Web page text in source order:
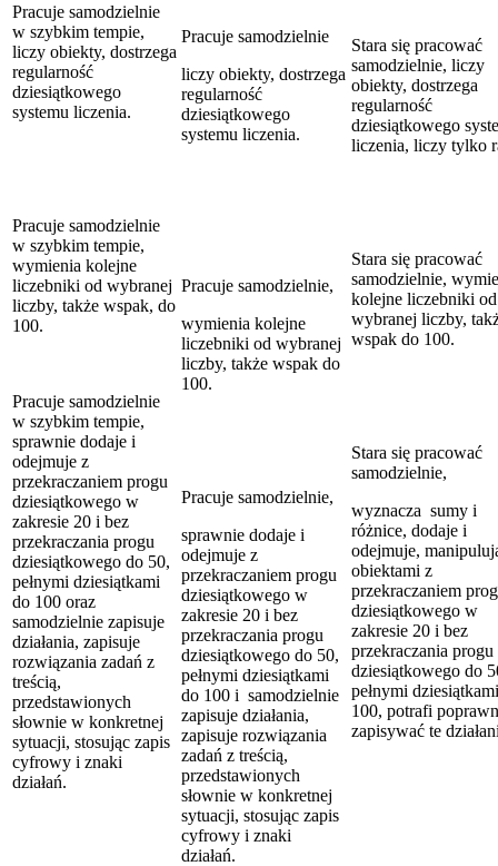
Pracuje samodzielnie
w szybkim tempie,
liczy obiekty, dostrzega
regularność
dziesiątkowego
systemu liczenia.
Pracuje samodzielnie
w szybkim tempie,
wymienia kolejne
liczebniki od wybranej
liczby, także wspak, do
100.
Pracuje samodzielnie
w szybkim tempie,
sprawnie dodaje i
odejmuje z
przekraczaniem progu
dziesiątkowego w
zakresie 20 i bez
przekraczania progu
dziesiątkowego do 50,
pełnymi dziesiątkami
do 100 oraz
samodzielnie zapisuje
działania, zapisuje
rozwiązania zadań z
treścią,
przedstawionych
słownie w konkretnej
sytuacji, stosując zapis
cyfrowy i znaki
działań.
Pracuje samodzielnie
liczy obiekty, dostrzega
regularność
dziesiątkowego
systemu liczenia.
Pracuje samodzielnie,
wymienia kolejne
liczebniki od wybranej
liczby, także wspak do
100.
Pracuje samodzielnie,
sprawnie dodaje i
odejmuje z
przekraczaniem progu
dziesiątkowego w
zakresie 20 i bez
przekraczania progu
dziesiątkowego do 50,
pełnymi dziesiątkami
do 100 i samodzielnie
zapisuje działania,
zapisuje rozwiązania
zadań z treścią,
przedstawionych
słownie w konkretnej
sytuacji, stosując zapis
cyfrowy i znaki
działań.
Stara się pracować
samodzielnie, liczy
obiekty, dostrzega
regularność
dziesiątkowego
liczenia, liczy tylko
Stara się pracować
samodzielnie,
kolejne liczebniki od
wybranej liczby,
wspak do 100.
Stara się pracować
samodzielnie,
wyznacza sumy i
różnice, dodaje i
odejmuje,
obiektami z
przekraczaniem
dziesiątkowego w
zakresie 20 i bez
przekraczania progu
dziesiątkowego do
pełnymi
100, potrafi
zapisywać te